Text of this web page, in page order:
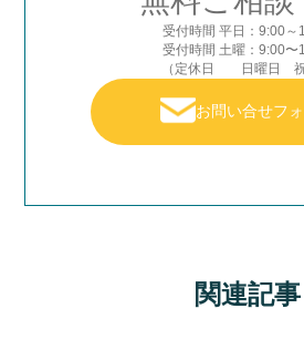
受付時間 平日：9:00～
受付時間 土曜：9:00〜
（定休日 日曜日 祝
お問い合せフ
関連記事